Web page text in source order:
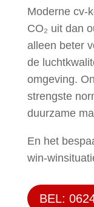
Moderne cv-
CO₂ uit dan
alleen beter
de
omgeving.
strengste
duurzame
En het
win-
BEL: